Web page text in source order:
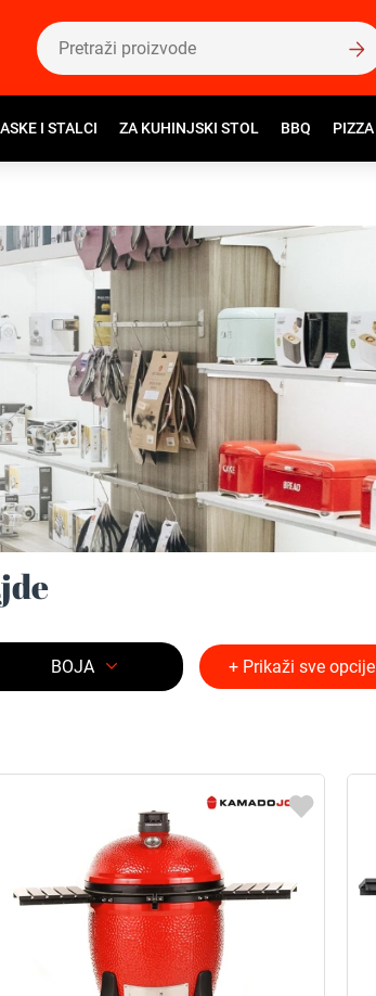
I STALCI ZA KUHINJSKI STOL BBQ PIZZA
BOJA + Prikaži sve opcije